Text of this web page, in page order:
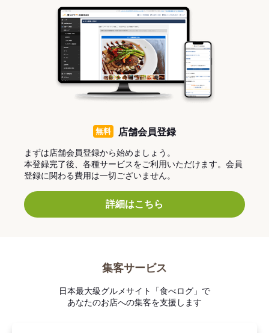
無料 店舗会員登録
まずは店舗会員登録から始めましょう。
本登録完了後、各種サービスをご利用いただけます。会員
登録に関わる費用は一切ございません。
詳細はこちら
集客サービス
日本最大級グルメサイト「食べログ」で
あなたのお店への集客を支援します